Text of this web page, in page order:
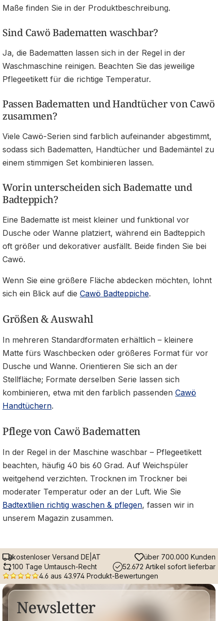
Maße finden Sie in der Produktbeschreibung.
Sind Cawö Badematten waschbar?
Ja, die Badematten lassen sich in der Regel in der
Waschmaschine reinigen. Beachten Sie das jeweilige
Pflegeetikett für die richtige Temperatur.
Passen Badematten und Handtücher von Cawö
zusammen?
Viele Cawö-Serien sind farblich aufeinander abgestimmt,
sodass sich Badematten, Handtücher und Bademäntel zu
einem stimmigen Set kombinieren lassen.
Worin unterscheiden sich Badematte und
Badteppich?
Eine Badematte ist meist kleiner und funktional vor
Dusche oder Wanne platziert, während ein Badteppich
oft größer und dekorativer ausfällt. Beide finden Sie bei
Cawö.
Wenn Sie eine größere Fläche abdecken möchten, lohnt
sich ein Blick auf die Cawö Badteppiche.
Größen & Auswahl
In mehreren Standardformaten erhältlich – kleinere
Matte fürs Waschbecken oder größeres Format für vor
Dusche und Wanne. Orientieren Sie sich an der
Stellfläche; Formate derselben Serie lassen sich
kombinieren, etwa mit den farblich passenden Cawö
Handtüchern.
Pflege von Cawö Badematten
In der Regel in der Maschine waschbar – Pflegeetikett
beachten, häufig 40 bis 60 Grad. Auf Weichspüler
weitgehend verzichten. Trocknen im Trockner bei
moderater Temperatur oder an der Luft. Wie Sie
Badtextilien richtig waschen & pflegen, fassen wir in
unserem Magazin zusammen.
kostenloser Versand DE|AT
über 700.000 Kunden
100 Tage Umtausch-Recht
52.672 Artikel sofort lieferbar
4.6 aus 43.974 Produkt-Bewertungen
Newsletter